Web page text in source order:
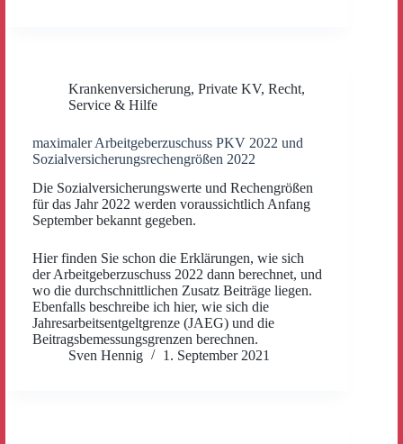
Krankenversicherung, Private KV, Recht,
Service & Hilfe
maximaler Arbeitgeberzuschuss PKV 2022 und
Sozialversicherungsrechengrößen 2022
Die Sozialversicherungswerte und Rechengrößen
für das Jahr 2022 werden voraussichtlich Anfang
September bekannt gegeben.
Hier finden Sie schon die Erklärungen, wie sich
der Arbeitgeberzuschuss 2022 dann berechnet, und
wo die durchschnittlichen Zusatz Beiträge liegen.
Ebenfalls beschreibe ich hier, wie sich die
Jahresarbeitsentgeltgrenze (JAEG) und die
Beitragsbemessungsgrenzen berechnen.
Sven Hennig
1. September 2021